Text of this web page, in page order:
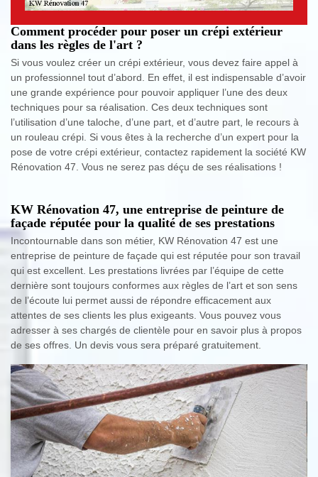
Comment procéder pour poser un crépi extérieur
dans les règles de l'art ?
Si vous voulez créer un crépi extérieur, vous devez faire appel à
un professionnel tout d’abord. En effet, il est indispensable d’avoir
une grande expérience pour pouvoir appliquer l’une des deux
techniques pour sa réalisation. Ces deux techniques sont
l’utilisation d’une taloche, d’une part, et d’autre part, le recours à
un rouleau crépi. Si vous êtes à la recherche d’un expert pour la
pose de votre crépi extérieur, contactez rapidement la société KW
Rénovation 47. Vous ne serez pas déçu de ses réalisations !
KW Rénovation 47, une entreprise de peinture de
façade réputée pour la qualité de ses prestations
Incontournable dans son métier, KW Rénovation 47 est une
entreprise de peinture de façade qui est réputée pour son travail
qui est excellent. Les prestations livrées par l’équipe de cette
dernière sont toujours conformes aux règles de l’art et son sens
de l’écoute lui permet aussi de répondre efficacement aux
attentes de ses clients les plus exigeants. Vous pouvez vous
adresser à ses chargés de clientèle pour en savoir plus à propos
de ses offres. Un devis vous sera préparé gratuitement.